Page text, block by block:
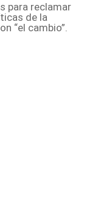
para reclamar
de la
“el cambio”.